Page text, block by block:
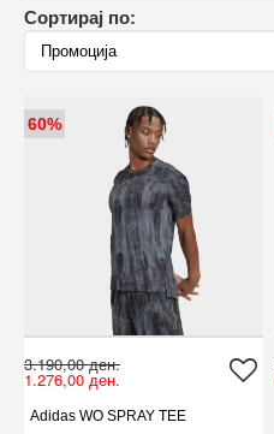
Сортирај по:
60%
3.190,00 ден.
1.276,00 ден.
Adidas WO SPRAY TEE